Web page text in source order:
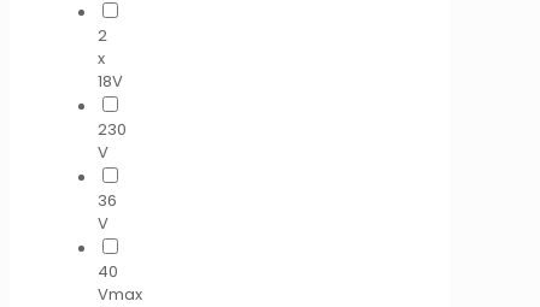
2
x
18V
230
V
36
V
40
Vmax